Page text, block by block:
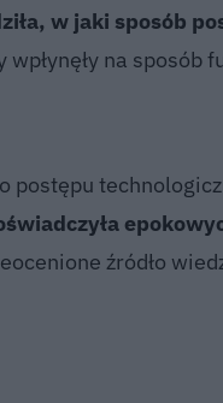
w jaki sposób
wpłynęły na
postępu
źródło